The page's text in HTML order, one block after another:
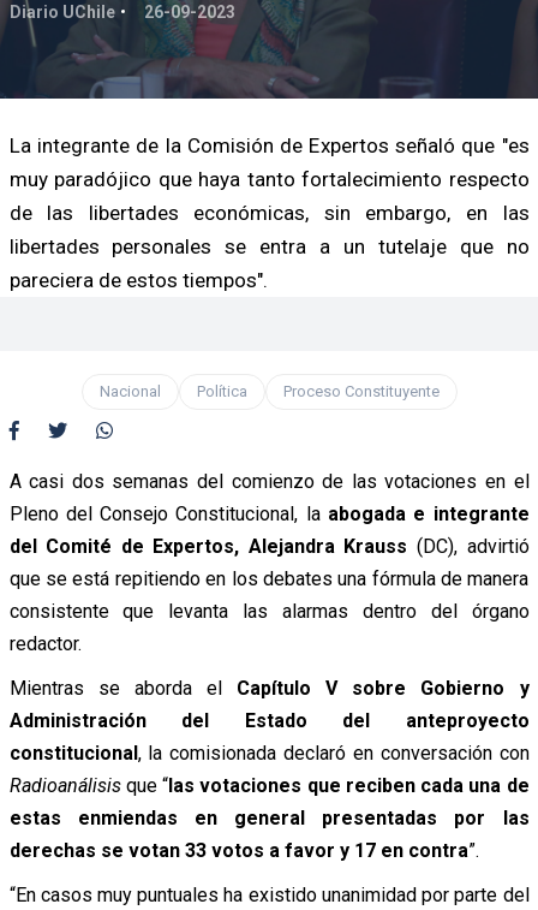
Diario UChile 26-09-2023
La integrante de la Comisión de Expertos señaló que "es
muy paradójico que haya tanto fortalecimiento respecto
de las libertades económicas, sin embargo, en las
libertades personales se entra a un tutelaje que no
pareciera de estos tiempos".
Nacional Política Proceso Constituyente
A casi dos semanas del comienzo de las votaciones en el
Pleno del Consejo Constitucional, la abogada e integrante
del Comité de Expertos, Alejandra Krauss (DC), advirtió
que se está repitiendo en los debates una fórmula de manera
consistente que levanta las alarmas dentro del órgano
redactor.
Mientras se aborda elCapítulo V sobre Gobierno y
Administración del Estado del anteproyecto
constitucional, la comisionada declaró en conversación con
Radioanálisisque “las votaciones que reciben cada una de
estas enmiendas en general presentadas por las
derechas se votan 33 votos a favor y 17 en contra”.
“En casos muy puntuales ha existido unanimidad por parte del